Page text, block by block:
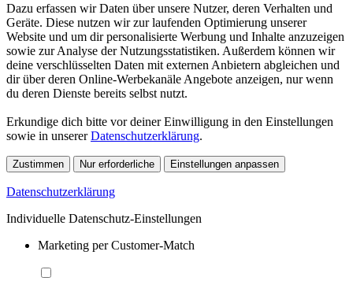
Dazu erfassen wir Daten über unsere Nutzer, deren Verhalten und
Geräte. Diese nutzen wir zur laufenden Optimierung unserer
Website und um dir personalisierte Werbung und Inhalte anzuzeigen
sowie zur Analyse der Nutzungsstatistiken. Außerdem können wir
deine verschlüsselten Daten mit externen Anbietern abgleichen und
dir über deren Online-Werbekanäle Angebote anzeigen, nur wenn
du deren Dienste bereits selbst nutzt.
Erkundige dich bitte vor deiner Einwilligung in den Einstellungen
sowie in unsererDatenschutzerklärung.
Zustimmen Nur erforderliche Einstellungen anpassen
Datenschutzerklärung
Individuelle Datenschutz-Einstellungen
Marketing per Customer-Match